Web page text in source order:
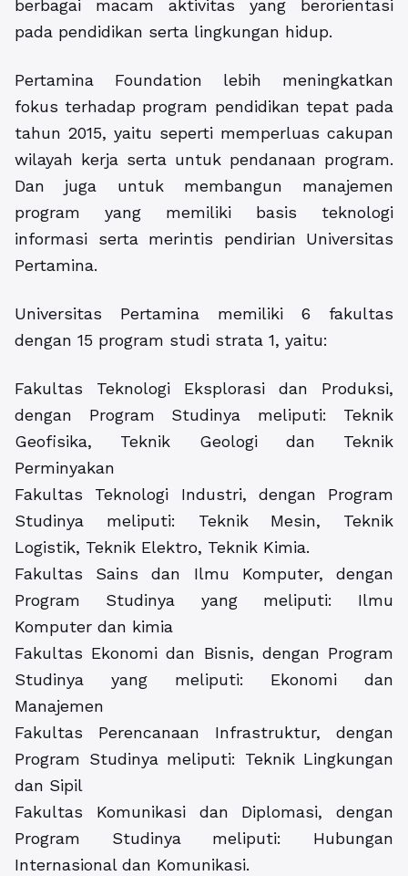
berbagai macam aktivitas yang berorientasi
pada pendidikan serta lingkungan hidup.
Pertamina Foundation lebih meningkatkan
fokus terhadap program pendidikan tepat pada
tahun 2015, yaitu seperti memperluas cakupan
wilayah kerja serta untuk pendanaan program.
Dan juga untuk membangun manajemen
program yang memiliki basis teknologi
informasi serta merintis pendirian Universitas
Pertamina.
Universitas Pertamina memiliki 6 fakultas
dengan 15 program studi strata 1, yaitu:
Fakultas Teknologi Eksplorasi dan Produksi,
dengan Program Studinya meliputi: Teknik
Geofisika, Teknik Geologi dan Teknik
Perminyakan
Fakultas Teknologi Industri, dengan Program
Studinya meliputi: Teknik Mesin, Teknik
Logistik, Teknik Elektro, Teknik Kimia.
Fakultas Sains dan Ilmu Komputer, dengan
Program Studinya yang meliputi: Ilmu
Komputer dan kimia
Fakultas Ekonomi dan Bisnis, dengan Program
Studinya yang meliputi: Ekonomi dan
Manajemen
Fakultas Perencanaan Infrastruktur, dengan
Program Studinya meliputi: Teknik Lingkungan
dan Sipil
Fakultas Komunikasi dan Diplomasi, dengan
Program Studinya meliputi: Hubungan
Internasional dan Komunikasi.